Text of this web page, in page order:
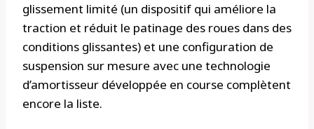
glissement limité (un dispositif qui améliore la
traction et réduit le patinage des roues dans des
conditions glissantes) et une configuration de
suspension sur mesure avec une technologie
d’amortisseur développée en course complètent
encore la liste.